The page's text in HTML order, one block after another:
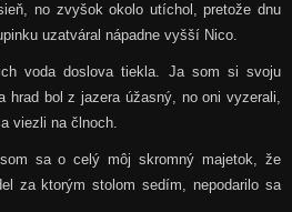
no zvyšok okolo utíchol, pretože dnu
uzatváral nápadne vyšší Nico.
voda doslova tiekla. Ja som si svoju
hrad bol z jazera úžasný, no oni vyzerali,
viezli na člnoch.
sa o celý môj skromný majetok, že
za ktorým stolom sedím, nepodarilo sa